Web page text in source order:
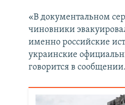
«В документальном
чиновники
именно российские
украинские
говорится в сообщении.